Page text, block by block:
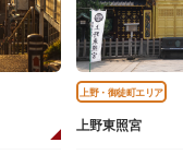
上野・御徒町エリア
上野東照宮